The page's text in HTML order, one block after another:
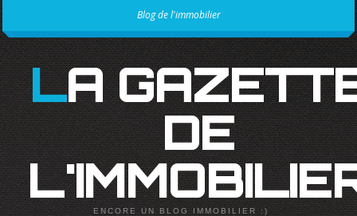
Blog de l'immobilier
LA GAZETTE
DE
ENCORE UN BLOG IMMOBILIER :)